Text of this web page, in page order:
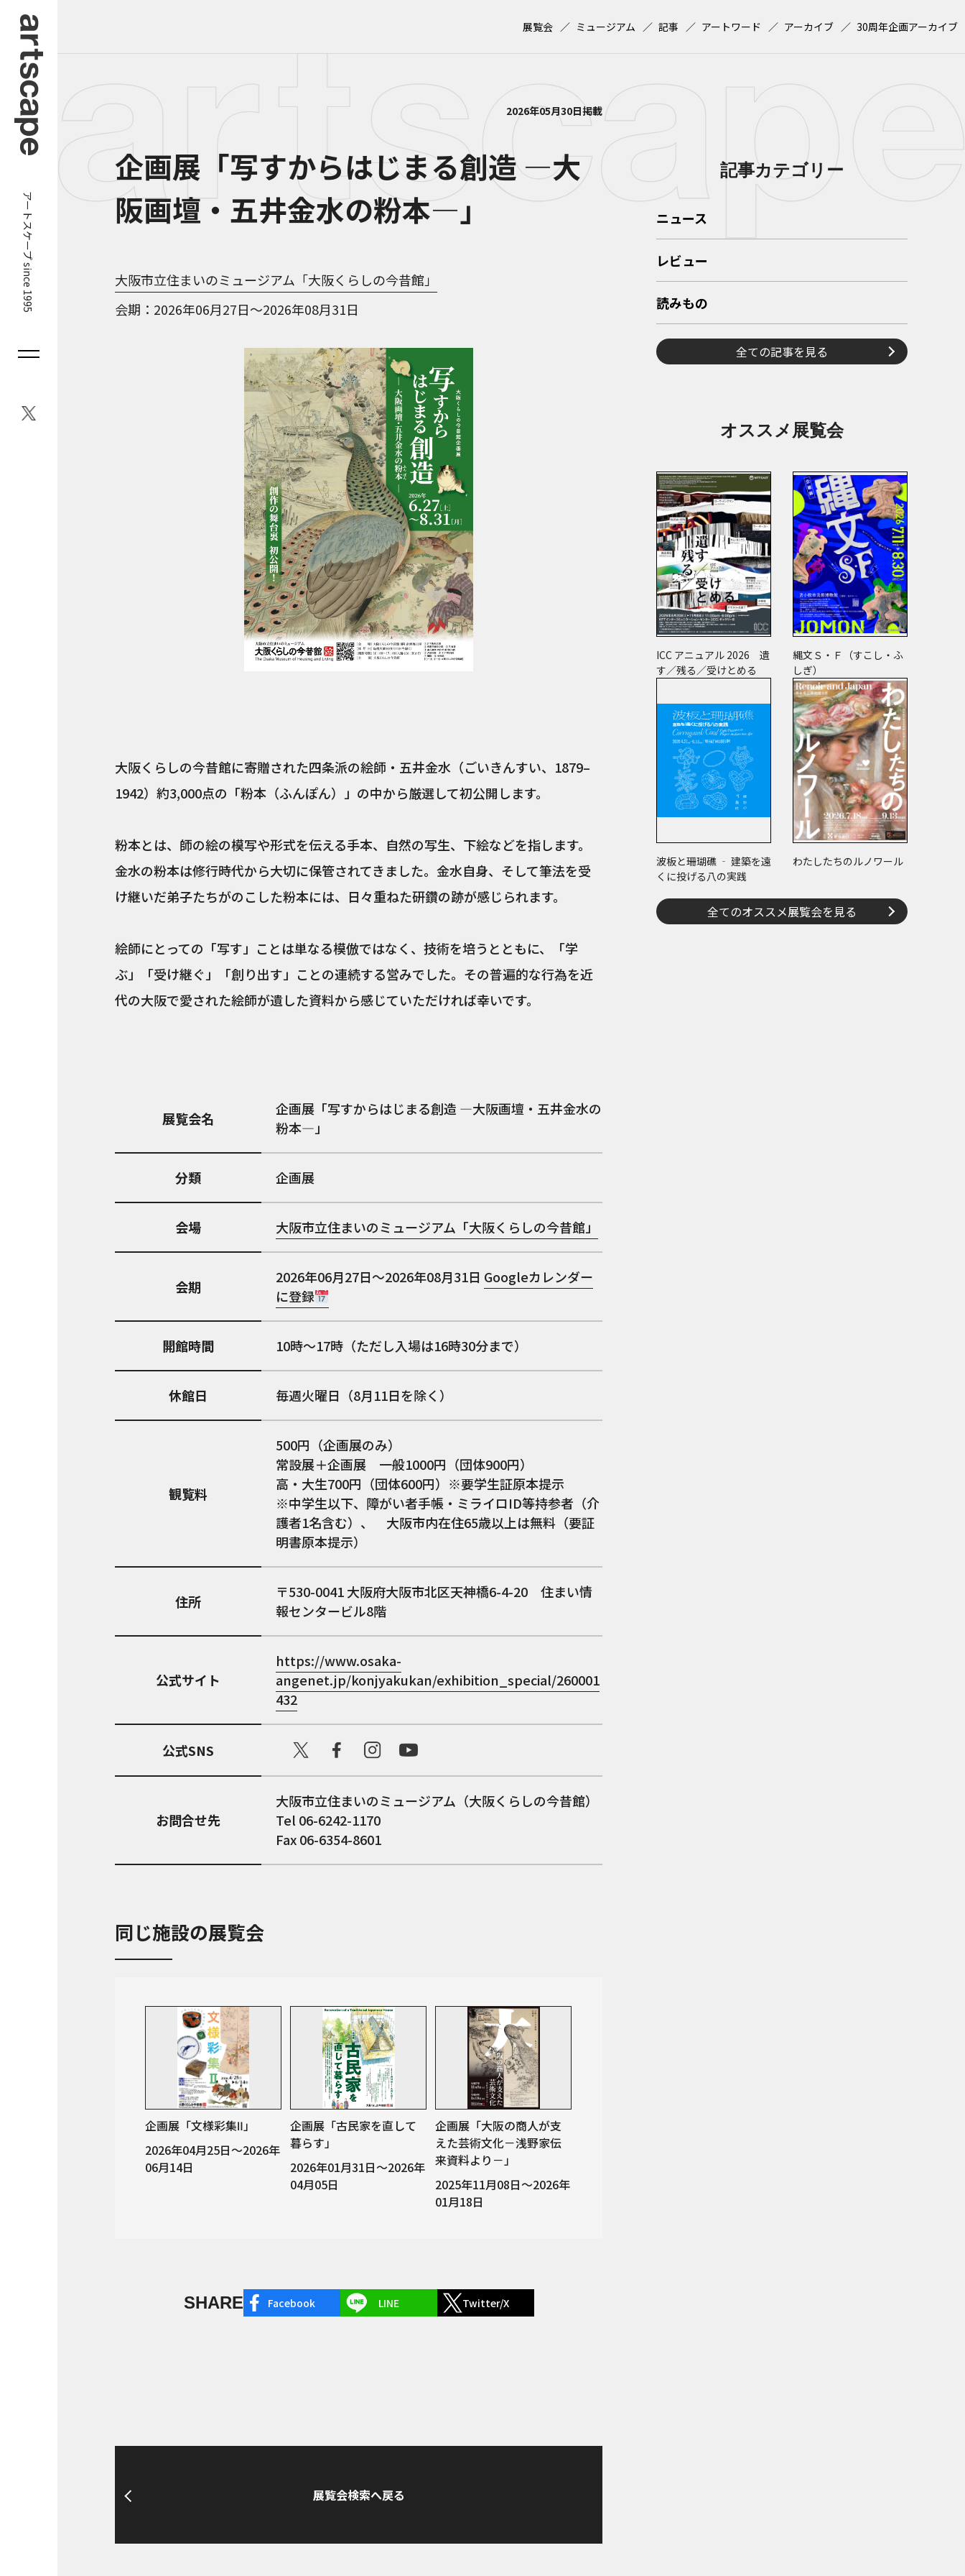
アートスケープ since 1995
展覧会 ミュージアム 記事 アートワード アーカイブ 30周年企画アーカイブ
2026年05月30日掲載
企画展「写すからはじまる創造 ―大
阪画壇・五井金水の粉本―」
大阪市立住まいのミュージアム「大阪くらしの今昔館」
会期
2026年06月27日～2026年08月31日
大阪くらしの今昔館に寄贈された四条派の絵師・五井金水（ごいきんすい、1879–
1942）約3,000点の「粉本（ふんぽん）」の中から厳選して初公開します。
粉本とは、師の絵の模写や形式を伝える手本、自然の写生、下絵などを指します。
金水の粉本は修行時代から大切に保管されてきました。金水自身、そして筆法を受
け継いだ弟子たちがのこした粉本には、日々重ねた研鑽の跡が感じられます。
絵師にとっての「写す」ことは単なる模倣ではなく、技術を培うとともに、「学
ぶ」「受け継ぐ」「創り出す」ことの連続する営みでした。その普遍的な行為を近
代の大阪で愛された絵師が遺した資料から感じていただければ幸いです。
展覧会名
企画展「写すからはじまる創造 ―大阪画壇・五井金水の
粉本―」
分類 企画展
会場 大阪市立住まいのミュージアム「大阪くらしの今昔館」
会期
2026年06月27日～2026年08月31日 Googleカレンダー
に登録
開館時間 10時～17時（ただし入場は16時30分まで）
休館日 毎週火曜日（8月11日を除く）
観覧料
500円（企画展のみ）
常設展＋企画展 一般1000円（団体900円）
高・大生700円（団体600円）※要学生証原本提示
※中学生以下、障がい者手帳・ミライロID等持参者（介
護者1名含む）、 大阪市内在住65歳以上は無料（要証
明書原本提示）
住所
530-0041 大阪府大阪市北区天神橋6-4-20 住まい情
報センタービル8階
公式サイト
https://www.osaka-
angenet.jp/konjyakukan/exhibition_special/260001
432
公式SNS
お問合せ先
大阪市立住まいのミュージアム（大阪くらしの今昔館）
Tel 06-6242-1170
Fax 06-6354-8601
同じ施設の展覧会
企画展「文様彩集Ⅱ」
2026年04月25日～2026年
06月14日
企画展「古民家を直して
暮らす」
2026年01月31日～2026年
04月05日
企画展「大阪の商人が支
えた芸術文化－浅野家伝
来資料より－」
2025年11月08日～2026年
01月18日
SHARE Facebook LINE Twitter/X
展覧会検索へ戻る
記事カテゴリー
ニュース
レビュー
読みもの
全ての記事を見る
オススメ展覧会
ICC アニュアル 2026 遺
す／残る／受けとめる
縄文Ｓ・Ｆ（すこし・ふ
しぎ）
波板と珊瑚礁 ‐ 建築を遠
くに投げる八の実践
わたしたちのルノワール
全てのオススメ展覧会を見る